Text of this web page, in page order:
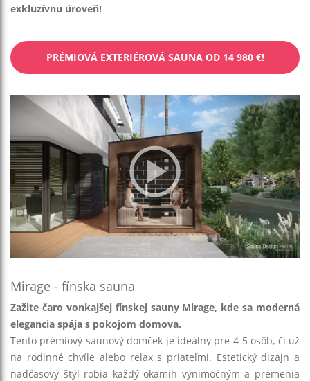
exkluzívnu úroveň!
PRÉMIOVÁ EXTERIÉROVÁ SAUNA OD 14 980 €!
Mirage - fínska sauna
Zažite čaro vonkajšej fínskej sauny Mirage, kde sa moderná
elegancia spája s pokojom domova.
Tento prémiový saunový domček je ideálny pre 4-5 osôb, či už
na rodinné chvíle alebo relax s priateľmi. Estetický dizajn a
nadčasový štýl robia každý okamih výnimočným a premenia